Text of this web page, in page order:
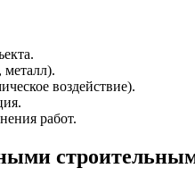
воздействие).
работ.